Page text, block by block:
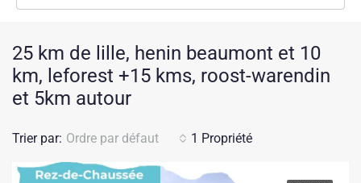
25 km de lille, henin beaumont et 10
km, leforest +15 kms, roost-warendin
et 5km autour
1 Propriété
Trier par: Ordre par défaut